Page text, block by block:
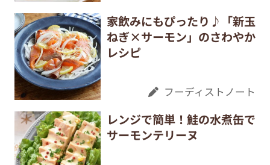
家飲みにもぴったり♪「新玉
ねぎ×サーモン」のさわやか
レシピ
フーディストノート
レンジで簡単！鮭の水煮缶で
サーモンテリーヌ